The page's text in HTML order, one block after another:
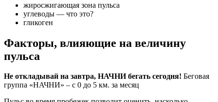
жиросжигающая зона пульса
углеводы — что это?
гликоген
Факторы, влияющие на величину
пульса
Не откладывай на завтра, НАЧНИ бегать сегодня! Беговая
группа «НАЧНИ» – c 0 до 5 км. за месяц